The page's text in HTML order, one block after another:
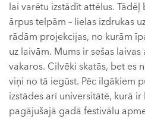
lai varētu izstādīt attēlus.
ārpus telpām – lielas izdrukas
rādām projekcijas, no kurām
uz laivām. Mums ir sešas
vakaros. Cilvēki skatās, bet es
viņi no tā iegūst. Pēc ilgākiem
izstādes arī universitātē, kurā ir
pagājušajā gadā festivālu